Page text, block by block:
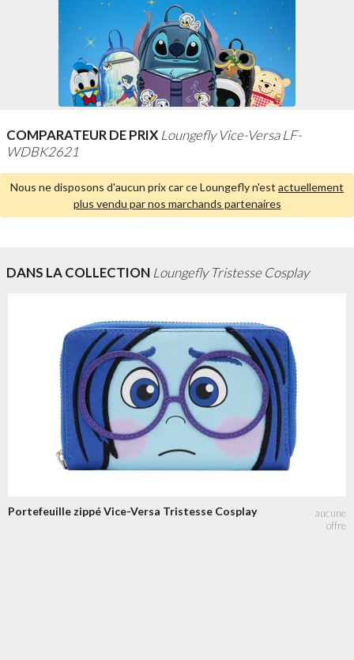
COMPARATEUR DE PRIX Loungefly Vice-Versa LF-
WDBK2621
Nous ne disposons d'aucun prix car ce Loungefly n'est actuellement
plus vendu par nos marchands partenaires
DANS LA COLLECTION Loungefly Tristesse Cosplay
Portefeuille zippé Vice-Versa Tristesse Cosplay